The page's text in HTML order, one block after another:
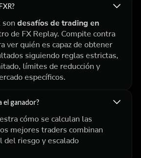
son desafíos de trading en
de FX Replay. Compite contra
ver quién es capaz de obtener
siguiendo reglas estrictas,
límites de reducción y
específicos.
el ganador?
cómo se calculan las
mejores traders combinan
del riesgo y escalado